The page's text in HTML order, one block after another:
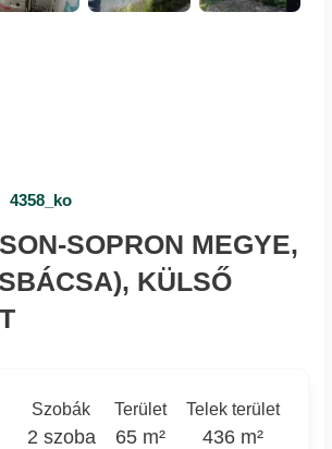
4358_ko
SOPRON MEGYE,
KÜLSŐ
Szobák
2 szoba
Terület
65 m²
Telek terület
436 m²